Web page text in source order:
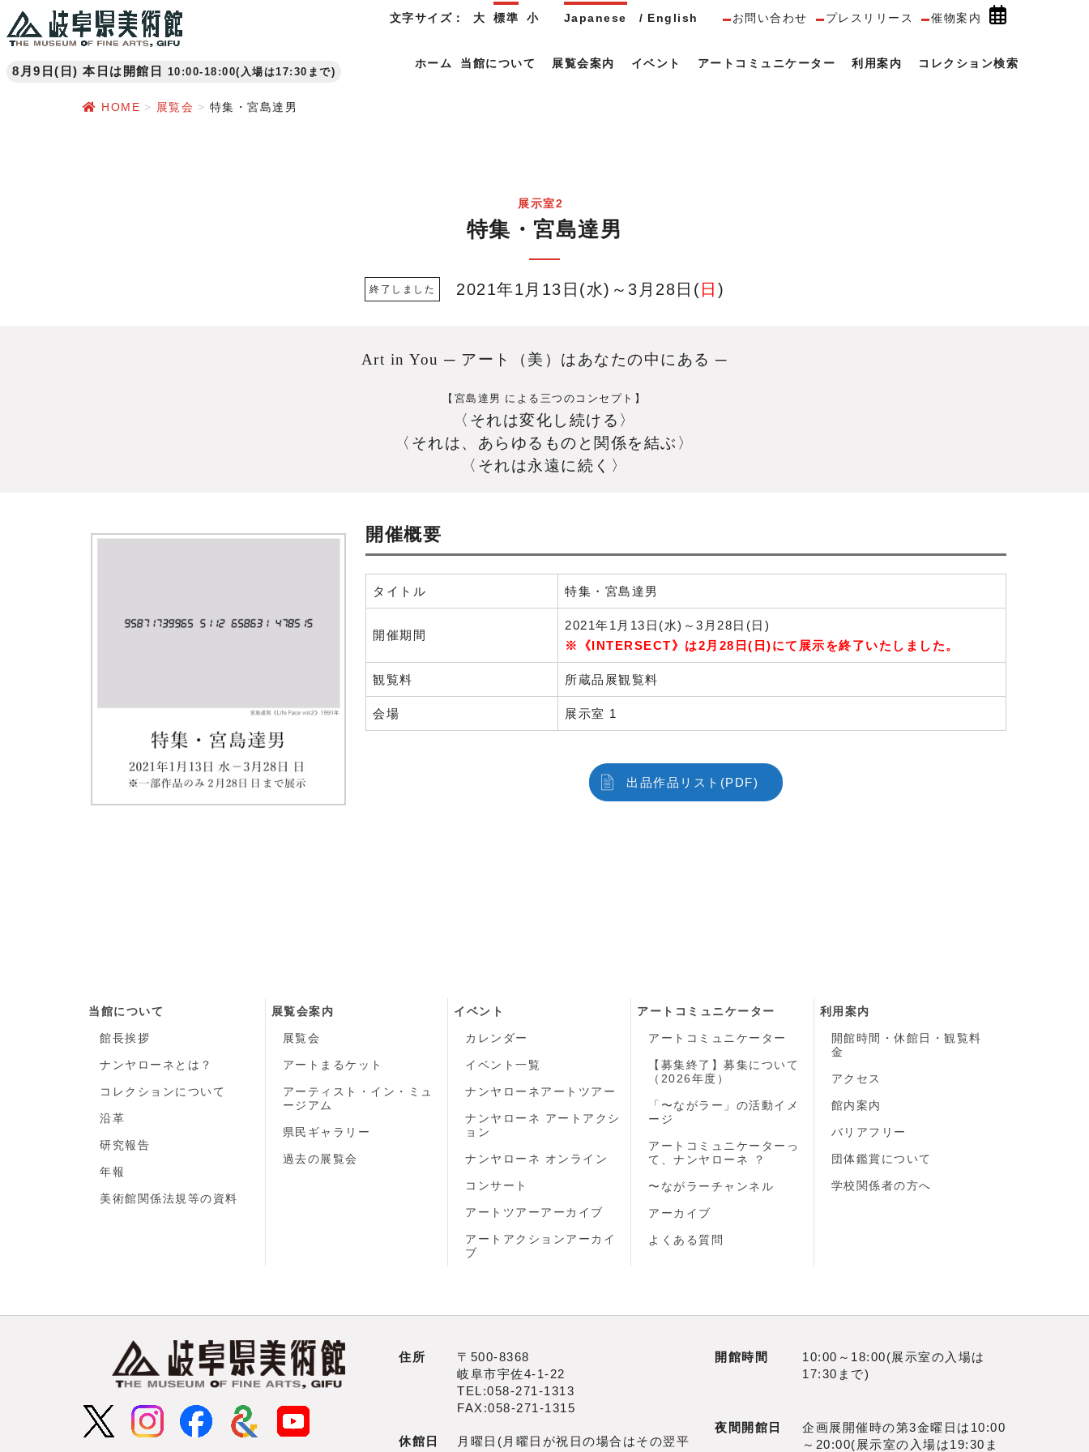
文字サイズ： 大 標準 小 Japanese English お問い合わせ プレスリリース 催物案内
8月9日(日) 本日は開館日 10:00-18:00(入場は17:30まで)
ホーム 当館について 展覧会案内 イベント アートコミュニケーター 利用案内 コレクション検索
HOME 展覧会 特集・宮島達男
展示室2
特集・宮島達男
2021年1月13日 水 ～3月28日 日
Art in You ─ アート（美）はあなたの中にある ─
【宮島達男 による三つのコンセプト】
〈それは変化し続ける〉
〈それは、あらゆるものと関係を結ぶ〉
〈それは永遠に続く〉
開催概要
タイトル 特集・宮島達男
開催期間
2021年1月13日(水)～3月28日(日)
※《INTERSECT》は2月28日(日)にて展示を終了いたしました。
観覧料 所蔵品展観覧料
会場 展示室 1
出品作品リスト(PDF)
当館について
館長挨拶
ナンヤローネとは？
コレクションについて
沿革
研究報告
年報
美術館関係法規等の資料
展覧会案内
展覧会
アートまるケット
アーティスト・イン・ミュ
ージアム
県民ギャラリー
過去の展覧会
イベント
カレンダー
イベント一覧
ナンヤローネアートツアー
ナンヤローネ アートアクシ
ョン
ナンヤローネ オンライン
コンサート
アートツアーアーカイブ
アートアクションアーカイ
ブ
アートコミュニケーター
アートコミュニケーター
【募集終了】募集について
（2026年度）
「〜ながラー」の活動イメ
ージ
アートコミュニケーターっ
て、ナンヤローネ ？
〜ながラーチャンネル
アーカイブ
よくある質問
利用案内
開館時間・休館日・観覧料
金
アクセス
館内案内
バリアフリー
団体鑑賞について
学校関係者の方へ
住所
〒500‐8368
岐阜市宇佐4‐1‐22
TEL:058-271-1313
FAX:058-271-1315
休館日
月曜日(月曜日が祝日の場合はその翌平
開館時間
10:00～18:00(展示室の入場は
17:30まで)
夜間開館日
企画展開催時の第3金曜日は10:00
～20:00(展示室の入場は19:30ま